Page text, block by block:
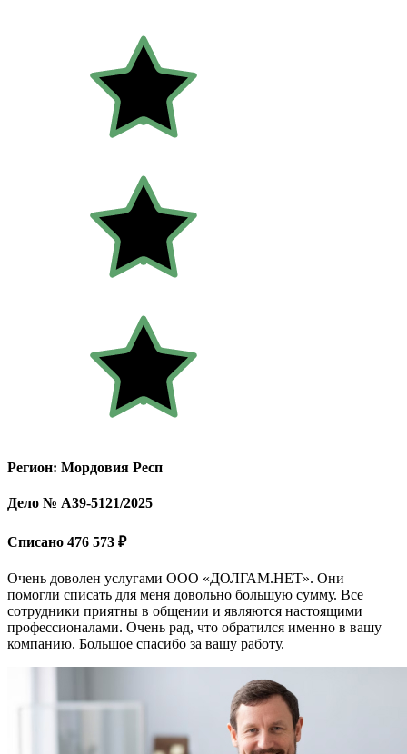
Регион: Мордовия Респ
Дело № А39-5121/2025
Списано 476 573 ₽
Очень доволен услугами ООО «ДОЛГАМ.НЕТ». Они
помогли списать для меня довольно большую сумму. Все
сотрудники приятны в общении и являются настоящими
профессионалами. Очень рад, что обратился именно в вашу
компанию. Большое спасибо за вашу работу.